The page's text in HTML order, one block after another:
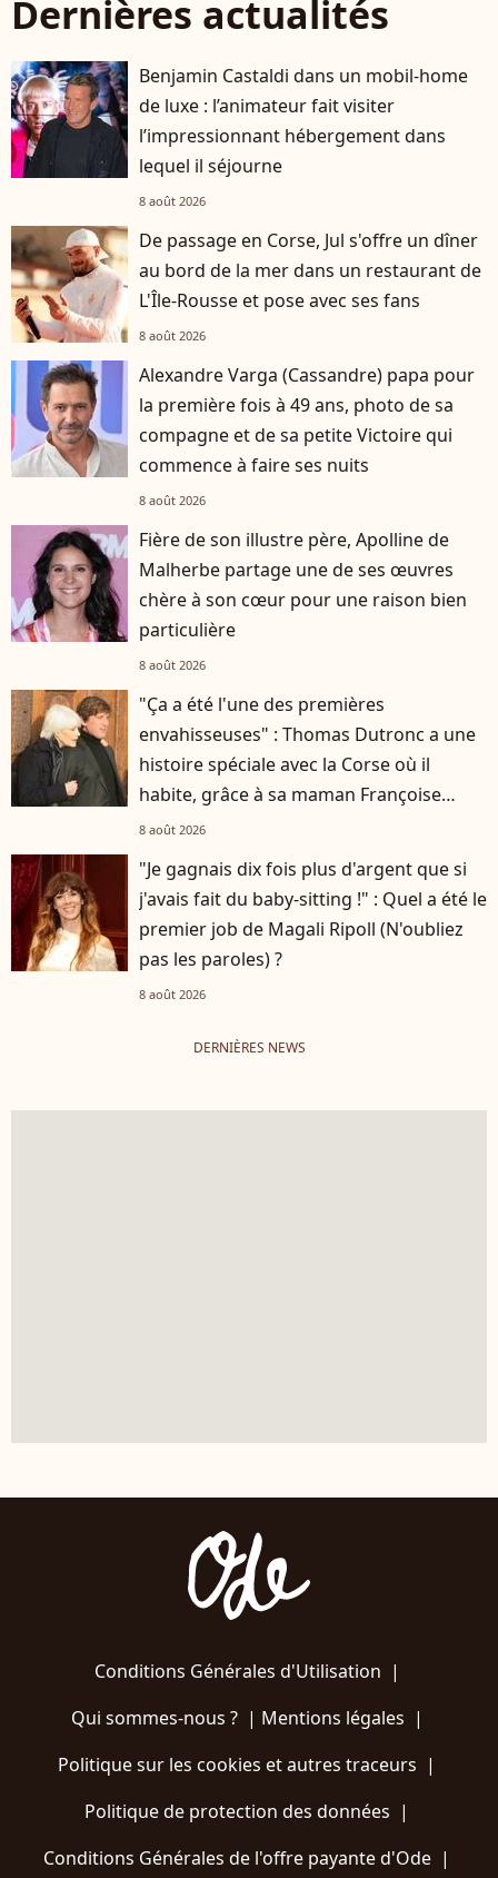
Dernières actualités
Benjamin Castaldi dans un mobil-home
de luxe : l’animateur fait visiter
l’impressionnant hébergement dans
lequel il séjourne
8 août 2026
De passage en Corse, Jul s'offre un dîner
au bord de la mer dans un restaurant de
L'Île-Rousse et pose avec ses fans
8 août 2026
Alexandre Varga (Cassandre) papa pour
la première fois à 49 ans, photo de sa
compagne et de sa petite Victoire qui
commence à faire ses nuits
8 août 2026
Fière de son illustre père, Apolline de
Malherbe partage une de ses œuvres
chère à son cœur pour une raison bien
particulière
8 août 2026
"Ça a été l'une des premières
envahisseuses" : Thomas Dutronc a une
histoire spéciale avec la Corse où il
habite, grâce à sa maman Françoise
Hardy
8 août 2026
"Je gagnais dix fois plus d'argent que si
j'avais fait du baby-sitting !" : Quel a été le
premier job de Magali Ripoll (N'oubliez
pas les paroles) ?
8 août 2026
DERNIÈRES NEWS
Conditions Générales d'Utilisation |
Qui sommes-nous ?| Mentions légales |
Politique sur les cookies et autres traceurs |
Politique de protection des données |
Conditions Générales de l'offre payante d'Ode |